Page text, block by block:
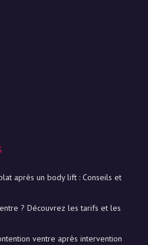
après un body lift : Conseils et
? Découvrez les tarifs et les
ventre après intervention